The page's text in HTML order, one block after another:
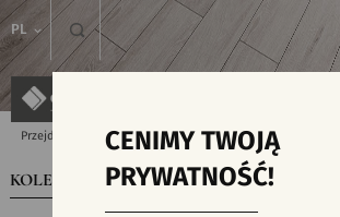
PL
Przejdź do strony głównej Kolekcje
KOLEKCJE WYSZUKIWARKA
CENIMY TWOJĄ
PRYWATNOŚĆ!